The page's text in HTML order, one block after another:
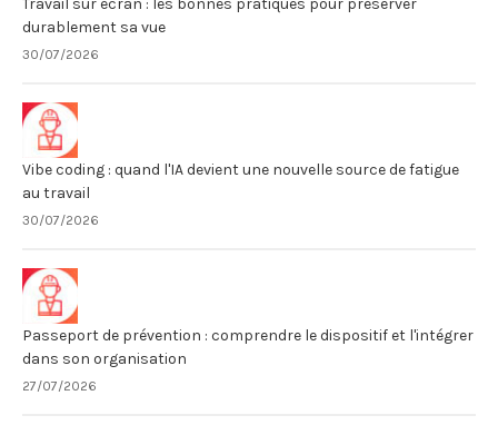
Travail sur écran : les bonnes pratiques pour préserver
durablement sa vue
30/07/2026
Vibe coding : quand l'IA devient une nouvelle source de fatigue
au travail
30/07/2026
Passeport de prévention : comprendre le dispositif et l'intégrer
dans son organisation
27/07/2026